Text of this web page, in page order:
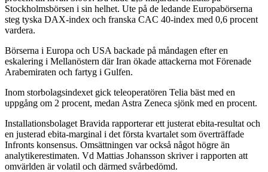
Stockholmsbörsen i sin helhet. Ute på de ledande Europabörserna
steg tyska DAX-index och franska CAC 40-index med 0,6 procent
vardera.
Börserna i Europa och USA backade på måndagen efter en
eskalering i Mellanöstern där Iran ökade attackerna mot Förenade
Arabemiraten och fartyg i Gulfen.
Inom storbolagsindexet gick teleoperatören Telia bäst med en
uppgång om 2 procent, medan Astra Zeneca sjönk med en procent.
Installationsbolaget Bravida rapporterar ett justerat ebita-resultat och
en justerad ebita-marginal i det första kvartalet som överträffade
Infronts konsensus. Omsättningen var också något högre än
analytikerestimaten. Vd Mattias Johansson skriver i rapporten att
omvärlden är volatil och därmed svårbedömd.